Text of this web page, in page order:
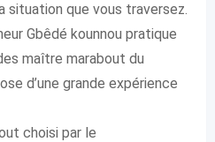
situation que vous traversez.
Gbêdé kounnou pratique
maître marabout du
d’une grande expérience
choisi par le